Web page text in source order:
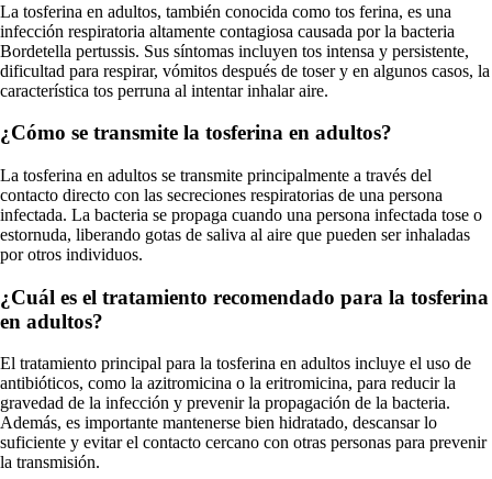
La tosferina en adultos, también conocida como tos ferina, es una
infección respiratoria altamente contagiosa causada por la bacteria
Bordetella pertussis. Sus síntomas incluyen tos intensa y persistente,
dificultad para respirar, vómitos después de toser y en algunos casos, la
característica tos perruna al intentar inhalar aire.
¿Cómo se transmite la tosferina en adultos?
La tosferina en adultos se transmite principalmente a través del
contacto directo con las secreciones respiratorias de una persona
infectada. La bacteria se propaga cuando una persona infectada tose o
estornuda, liberando gotas de saliva al aire que pueden ser inhaladas
por otros individuos.
¿Cuál es el tratamiento recomendado para la tosferina
en adultos?
El tratamiento principal para la tosferina en adultos incluye el uso de
antibióticos, como la azitromicina o la eritromicina, para reducir la
gravedad de la infección y prevenir la propagación de la bacteria.
Además, es importante mantenerse bien hidratado, descansar lo
suficiente y evitar el contacto cercano con otras personas para prevenir
la transmisión.